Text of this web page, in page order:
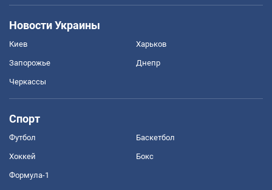
Новости Украины
Киев Харьков
Запорожье Днепр
Черкассы
Спорт
Футбол Баскетбол
Хоккей Бокс
Формула-1